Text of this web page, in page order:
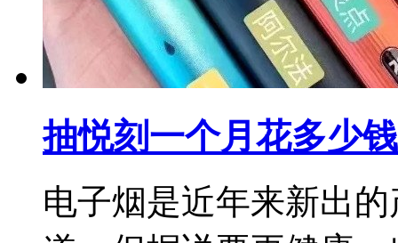
抽悦刻一个月花多少
电子烟是近年来新出